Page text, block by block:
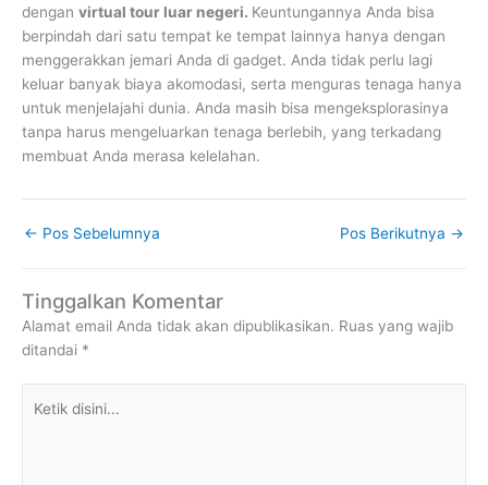
dengan virtual tour luar negeri. Keuntungannya Anda bisa
berpindah dari satu tempat ke tempat lainnya hanya dengan
menggerakkan jemari Anda di gadget. Anda tidak perlu lagi
keluar banyak biaya akomodasi, serta menguras tenaga hanya
untuk menjelajahi dunia. Anda masih bisa mengeksplorasinya
tanpa harus mengeluarkan tenaga berlebih, yang terkadang
membuat Anda merasa kelelahan.
← Pos Sebelumnya Pos Berikutnya →
Tinggalkan Komentar
Alamat email Anda tidak akan dipublikasikan. Ruas yang wajib
ditandai *
disini...